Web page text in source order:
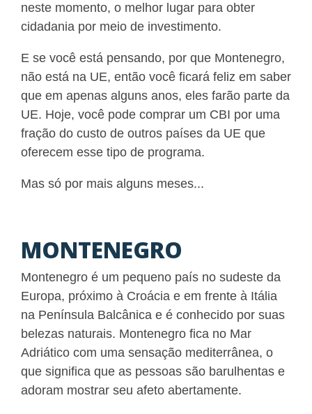
neste momento, o melhor lugar para obter
cidadania por meio de investimento.
E se você está pensando, por que Montenegro,
não está na UE, então você ficará feliz em saber
que em apenas alguns anos, eles farão parte da
UE. Hoje, você pode comprar um CBI por uma
fração do custo de outros países da UE que
oferecem esse tipo de programa.
Mas só por mais alguns meses...
MONTENEGRO
Montenegro é um pequeno país no sudeste da
Europa, próximo à Croácia e em frente à Itália
na Península Balcânica e é conhecido por suas
belezas naturais. Montenegro fica no Mar
Adriático com uma sensação mediterrânea, o
que significa que as pessoas são barulhentas e
adoram mostrar seu afeto abertamente.